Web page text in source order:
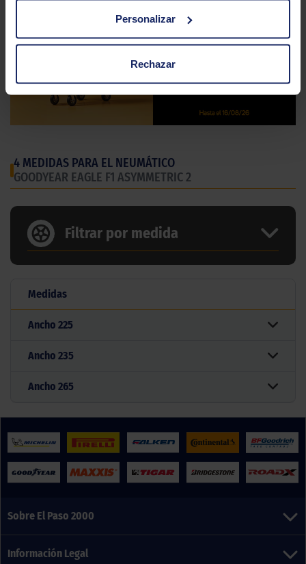
Personalizar
Rechazar
4 MEDIDAS PARA EL NEUMÁTICO
GOODYEAR EAGLE F1 ASYMMETRIC 2
Filtrar por medida
Medidas
Ancho 225
Ancho 235
Ancho 265
Sobre El Paso 2000
Información Legal